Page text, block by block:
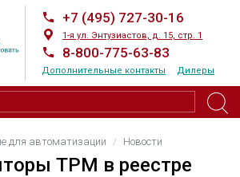
+7 (495) 727-30-16
1-я ул. Энтузиастов, д. 15, стр. 1
8-800-775-63-83
Дополнительные контакты Дилеры
для автоматизации Новости
ТРМ в реестре